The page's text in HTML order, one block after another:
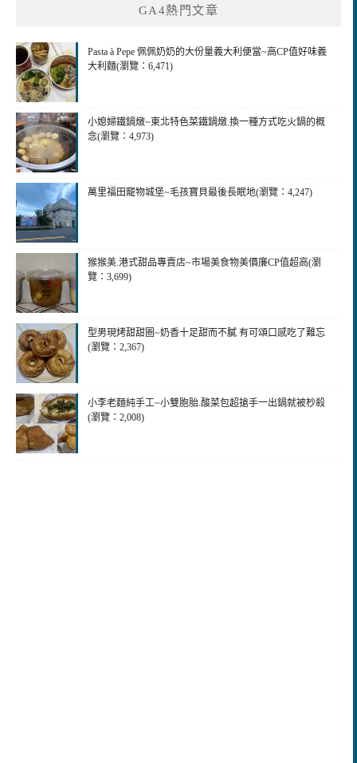
GA4熱門文章
Pasta à Pepe 佩佩奶奶的大份量義大利便當~高CP值好味義
大利麵(瀏覽：6,471)
小媳婦鐵鍋燉~東北特色菜鐵鍋燉.換一種方式吃火鍋的概
念(瀏覽：4,973)
萬里福田竉物城堡~毛孩寶貝最後長眠地(瀏覽：4,247)
猴猴美.港式甜品專賣店~市場美食物美價廉CP值超高(瀏
覽：3,699)
型男現烤甜甜圈~奶香十足甜而不膩 有可頌口感吃了難忘
(瀏覽：2,367)
小李老麵純手工~小雙胞胎.酸菜包超搶手一出鍋就被杪殺
(瀏覽：2,008)